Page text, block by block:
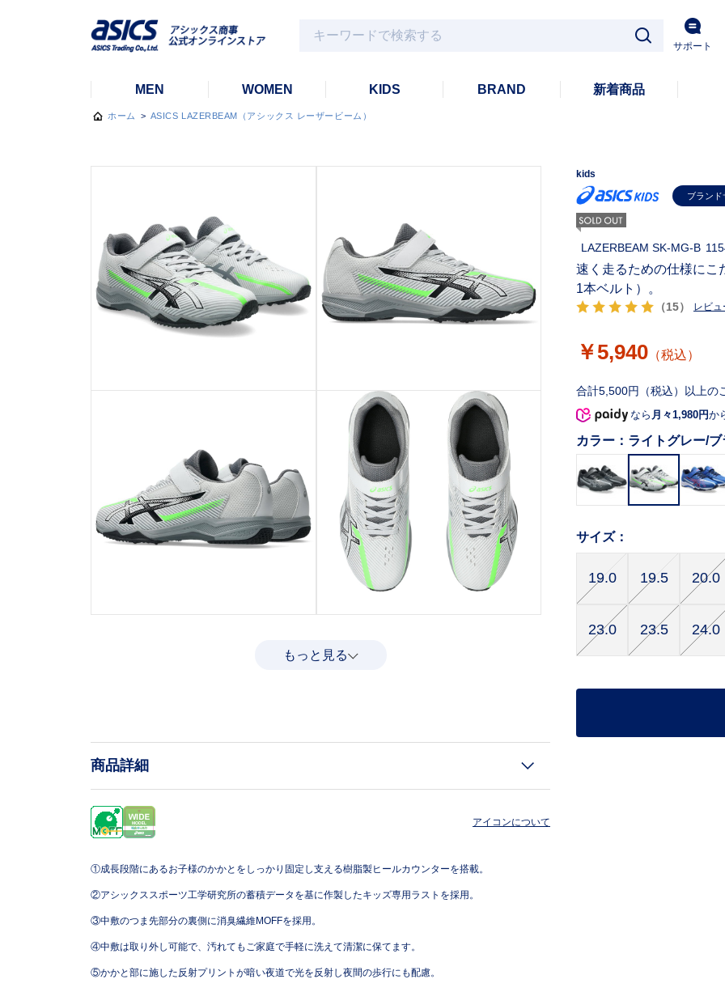
サポート
MEN WOMEN KIDS BRAND 新着商品
ホーム > ASICS LAZERBEAM（アシックス レーザービーム）
もっと見る
商品詳細
アイコンについて
①成長段階にあるお子様のかかとをしっかり固定し支える樹脂製ヒールカウンターを搭載。
②アシックススポーツ工学研究所の蓄積データを基に作製したキッズ専用ラストを採用。
③中敷のつま先部分の裏側に消臭繊維MOFFを採用。
④中敷は取り外し可能で、汚れてもご家庭で手軽に洗えて清潔に保てます。
⑤かかと部に施した反射プリントが暗い夜道で光を反射し夜間の歩行にも配慮。
kids
ブランド
LAZERBEAM SK-MG-B
（15） レビュ
速く走るための仕様にこ
1本ベルト）。
￥5,940 （税込）
合計5,500円（税込）以上の
なら 月々1,980円か
カラー： ライトグレー/ブ
サイズ：
19.0 19.5 20.0
23.0 23.5 24.0